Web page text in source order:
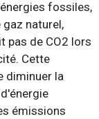
fossiles,
naturel,
pas de CO2 lors
Cette
diminuer la
émissions